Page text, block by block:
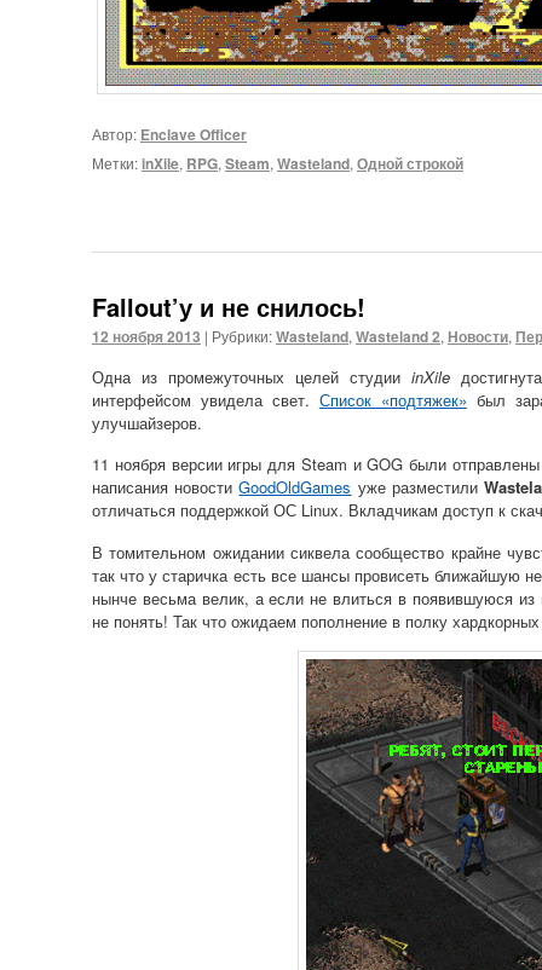
Автор: Enclave Officer
Метки:inXile, RPG, Steam, Wasteland, Одной строкой
Fallout’у и не снилось!
12 ноября 2013 | Рубрики:Wasteland, Wasteland 2, Новости,
Одна из промежуточных целей студии inXile
интерфейсом увидела свет. Список «подтяжек» был
улучшайзеров.
11 ноября версии игры для Steam и GOG были
написания новостиGoodOldGames уже разместили
отличаться поддержкой ОС Linux. Вкладчикам доступ к
В томительном ожидании сиквела сообщество крайне
так что у старичка есть все шансы провисеть ближайшую
нынче весьма велик, а если не влиться в появившуюся из
не понять! Так что ожидаем пополнение в полку